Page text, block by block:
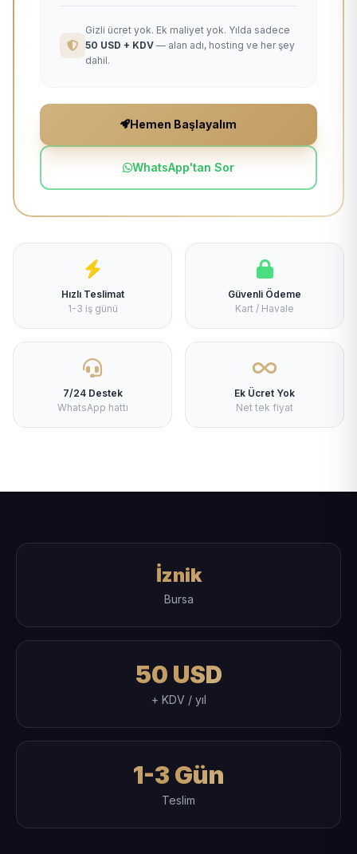
Gizli ücret yok. Ek maliyet yok. Yılda sadece
50 USD + KDV — alan adı, hosting ve her şey
dahil.
Hemen Başlayalım
WhatsApp'tan Sor
Hızlı Teslimat
1-3 iş günü
Güvenli Ödeme
Kart / Havale
7/24 Destek
WhatsApp hattı
Ek Ücret Yok
Net tek fiyat
İznik
Bursa
50 USD
+ KDV / yıl
1-3 Gün
Teslim